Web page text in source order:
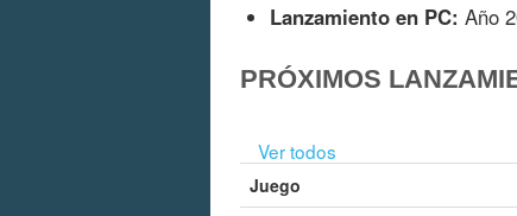
Lanzamiento en PC: Año
PRÓXIMOS
Ver todos
Juego